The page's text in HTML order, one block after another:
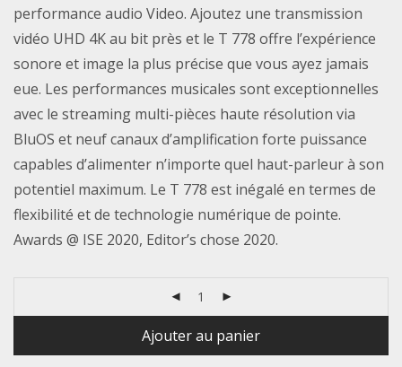
performance audio Video. Ajoutez une transmission
vidéo UHD 4K au bit près et le T 778 offre l’expérience
sonore et image la plus précise que vous ayez jamais
eue. Les performances musicales sont exceptionnelles
avec le streaming multi-pièces haute résolution via
BluOS et neuf canaux d’amplification forte puissance
capables d’alimenter n’importe quel haut-parleur à son
potentiel maximum. Le T 778 est inégalé en termes de
flexibilité et de technologie numérique de pointe.
Awards @ ISE 2020, Editor’s chose 2020.
Ajouter au panier